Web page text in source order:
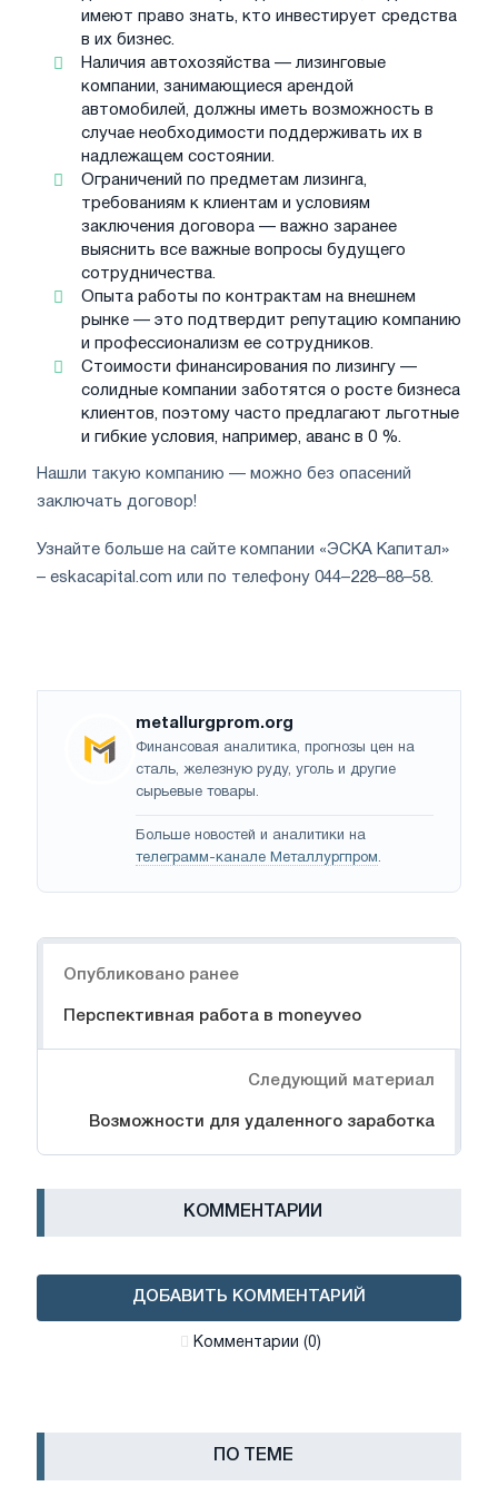
имеют право знать, кто инвестирует средства
в их бизнес.
Наличия автохозяйства — лизинговые
компании, занимающиеся арендой
автомобилей, должны иметь возможность в
случае необходимости поддерживать их в
надлежащем состоянии.
Ограничений по предметам лизинга,
требованиям к клиентам и условиям
заключения договора — важно заранее
выяснить все важные вопросы будущего
сотрудничества.
Опыта работы по контрактам на внешнем
рынке — это подтвердит репутацию компанию
и профессионализм ее сотрудников.
Стоимости финансирования по лизингу —
солидные компании заботятся о росте бизнеса
клиентов, поэтому часто предлагают льготные
и гибкие условия, например, аванс в 0 %.
Нашли такую компанию — можно без опасений
заключать договор!
Узнайте больше на сайте компании «ЭСКА Капитал»
– eskacapital.com или по телефону 044–228–88–58.
metallurgprom.org
Финансовая аналитика, прогнозы цен на
сталь, железную руду, уголь и другие
сырьевые товары.
Больше новостей и аналитики на
телеграмм-канале Металлургпром.
Опубликовано ранее
Перспективная работа в moneyveo
Следующий материал
Возможности для удаленного заработка
КОММЕНТАРИИ
ДОБАВИТЬ КОММЕНТАРИЙ
Комментарии (0)
ПО ТЕМЕ